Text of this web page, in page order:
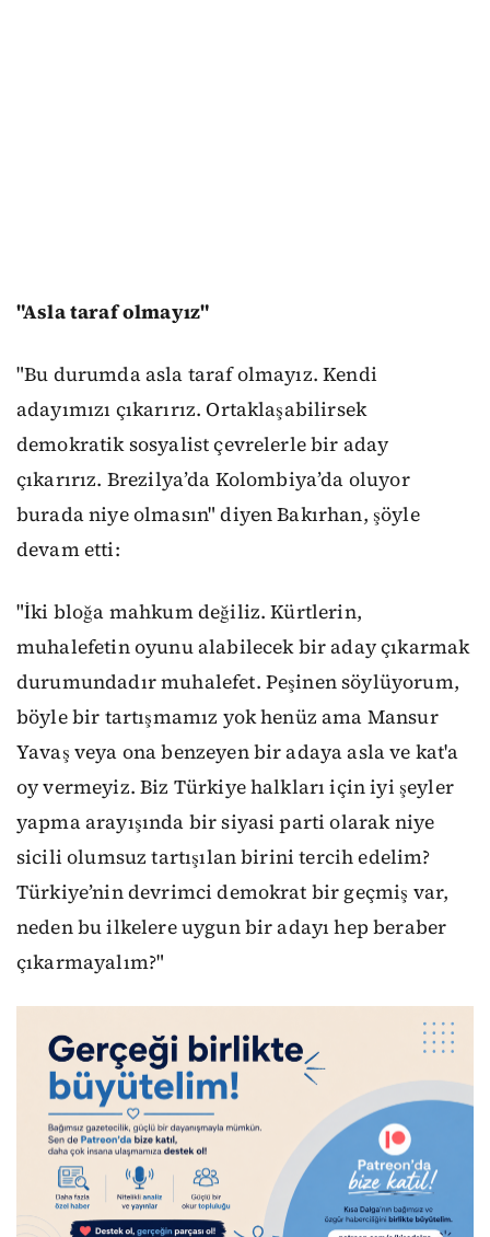
"Asla taraf olmayız"
"Bu durumda asla taraf olmayız. Kendi
adayımızı çıkarırız. Ortaklaşabilirsek
demokratik sosyalist çevrelerle bir aday
çıkarırız. Brezilya’da Kolombiya’da oluyor
burada niye olmasın" diyen Bakırhan, şöyle
devam etti:
"İki bloğa mahkum değiliz. Kürtlerin,
muhalefetin oyunu alabilecek bir aday çıkarmak
durumundadır muhalefet. Peşinen söylüyorum,
böyle bir tartışmamız yok henüz ama Mansur
Yavaş veya ona benzeyen bir adaya asla ve kat'a
oy vermeyiz. Biz Türkiye halkları için iyi şeyler
yapma arayışında bir siyasi parti olarak niye
sicili olumsuz tartışılan birini tercih edelim?
Türkiye’nin devrimci demokrat bir geçmiş var,
neden bu ilkelere uygun bir adayı hep beraber
çıkarmayalım?"